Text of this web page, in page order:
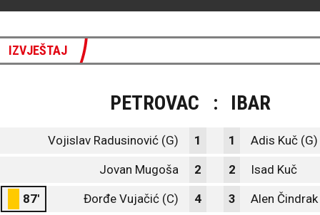
IZVJEŠTAJ
PETROVAC : IBAR
Vojislav Radusinović (G) 1 1 Adis Kuč (G)
Jovan Mugoša 2 2 Isad Kuč
87' Đorđe Vujačić (C) 4 3 Alen Čindrak